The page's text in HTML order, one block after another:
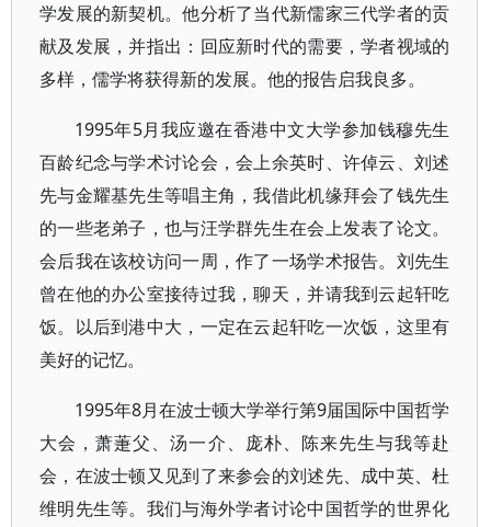
学发展的新契机。他分析了当代新儒家三代学者的贡
献及发展，并指出：回应新时代的需要，学者视域的
多样，儒学将获得新的发展。他的报告启我良多。
1995年5月我应邀在香港中文大学参加钱穆先生
百龄纪念与学术讨论会，会上余英时、许倬云、刘述
先与金耀基先生等唱主角，我借此机缘拜会了钱先生
的一些老弟子，也与汪学群先生在会上发表了论文。
会后我在该校访问一周，作了一场学术报告。刘先生
曾在他的办公室接待过我，聊天，并请我到云起轩吃
饭。以后到港中大，一定在云起轩吃一次饭，这里有
美好的记忆。
1995年8月在波士顿大学举行第9届国际中国哲学
大会，萧萐父、汤一介、庞朴、陈来先生与我等赴
会，在波士顿又见到了来参会的刘述先、成中英、杜
维明先生等。我们与海外学者讨论中国哲学的世界化